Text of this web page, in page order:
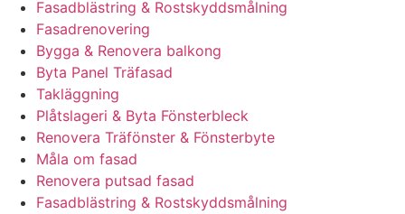
Fasadblästring & Rostskyddsmålning
Fasadrenovering
Bygga & Renovera balkong
Byta Panel Träfasad
Takläggning
Plåtslageri & Byta Fönsterbleck
Renovera Träfönster & Fönsterbyte
Måla om fasad
Renovera putsad fasad
Fasadblästring & Rostskyddsmålning